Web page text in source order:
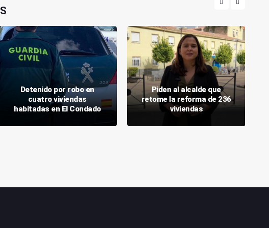
Detenido por robo en
cuatro viviendas
habitadas en El Condado
Piden al alcalde que
retome la reforma de 236
viviendas